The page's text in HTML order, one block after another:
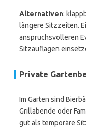
Alternativen:
längere Sitzzeiten.
anspruchsvolleren
Sitzauflagen
Private
Im Garten sind
Grillabende oder
gut als temporäre